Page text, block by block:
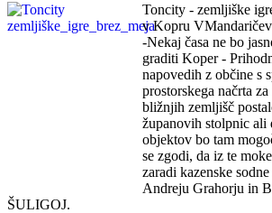
Toncity - zemljiške
v Kopru
-Nekaj časa ne bo
graditi Koper -
napovedih z občine s
prostorskega načrta
bližnjih zemljišč
županovih stolpnic ali
objektov bo tam
se zgodi, da iz te
zaradi kazenske
Andreju Grahorju in
ŠULIGOJ.